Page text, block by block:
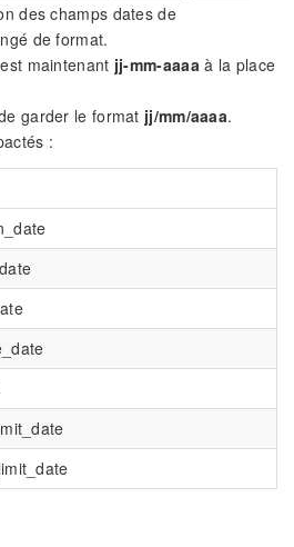
des champs dates de
de format.
maintenant jj-mm-aaaa à la place
garder le format jj/mm/aaaa.
: